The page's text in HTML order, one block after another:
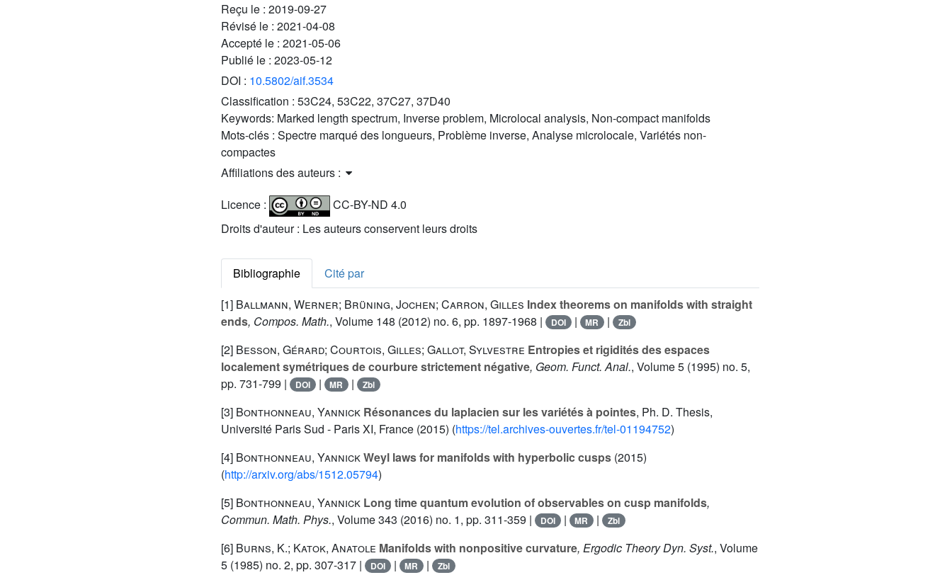
Reçu le : 2019-09-27
Révisé le : 2021-04-08
Accepté le : 2021-05-06
Publié le : 2023-05-12
DOI : 10.5802/aif.3534
Classification : 53C24, 53C22, 37C27, 37D40
Keywords: Marked length spectrum, Inverse problem, Microlocal analysis, Non-compact manifolds
Mots-clés : Spectre marqué des longueurs, Problème inverse, Analyse microlocale, Variétés non-
compactes
Affiliations des auteurs :
Licence :
CC-BY-ND 4.0
Droits d'auteur : Les auteurs conservent leurs droits
Bibliographie
Cité par
[1] Ballmann, Werner; Brüning, Jochen; Carron, Gilles Index theorems on manifolds with straight
ends, Compos. Math., Volume 148 (2012) no. 6, pp. 1897-1968 | DOI | MR | Zbl
[2] Besson, Gérard; Courtois, Gilles; Gallot, Sylvestre Entropies et rigidités des espaces
localement symétriques de courbure strictement négative, Geom. Funct. Anal., Volume 5 (1995) no. 5,
pp. 731-799 |
DOI | MR | Zbl
[3] Bonthonneau, Yannick Résonances du laplacien sur les variétés à pointes, Ph. D. Thesis,
Université Paris Sud - Paris XI, France (2015) (https://tel.archives-ouvertes.fr/tel-01194752)
[4] Bonthonneau, YannickWeyl laws for manifolds with hyperbolic cusps (2015)
(http://arxiv.org/abs/1512.05794)
[5] Bonthonneau, Yannick Long time quantum evolution of observables on cusp manifolds,
Commun. Math. Phys., Volume 343 (2016) no. 1, pp. 311-359 | DOI | MR | Zbl
[6] Burns, K.; Katok, Anatole Manifolds with nonpositive curvature, Ergodic Theory Dyn. Syst., Volume
5 (1985) no. 2, pp. 307-317 | DOI | MR | Zbl